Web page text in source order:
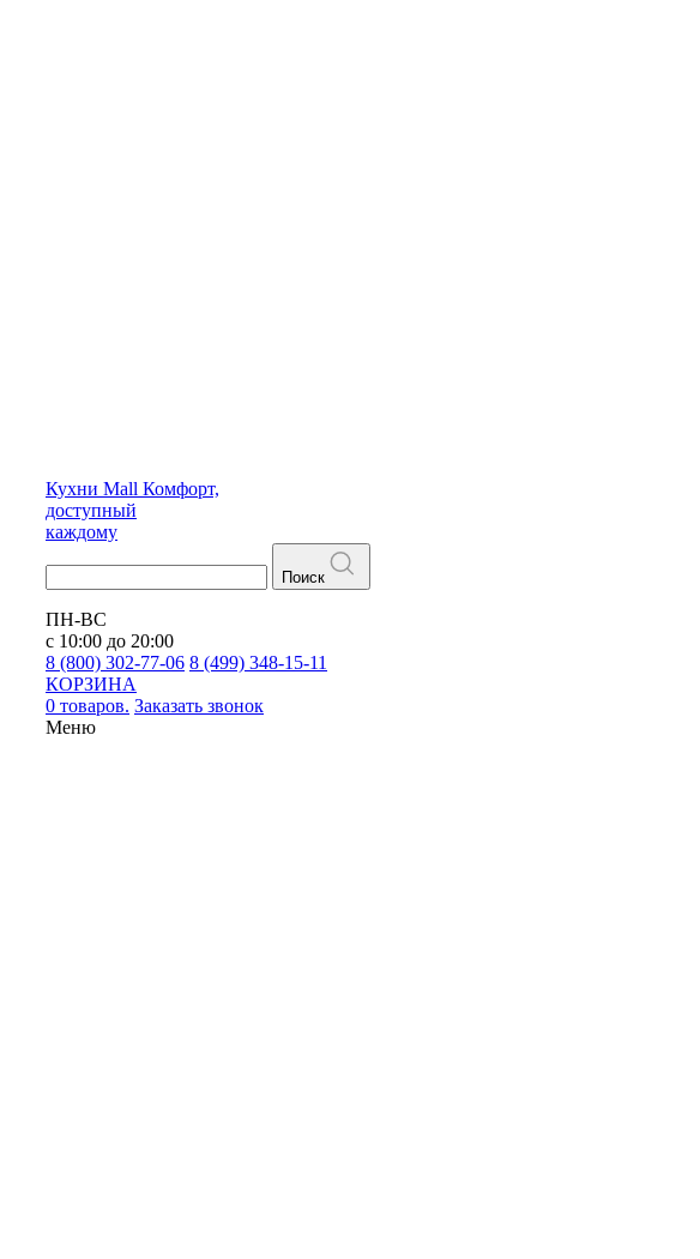
Кухни Mall Комфорт,
доступный
каждому
Поиск
ПН-ВС
с 10:00 до 20:00
8 (800) 302-77-06 8 (499) 348-15-11
КОРЗИНА
0 товаров. Заказать звонок
Меню